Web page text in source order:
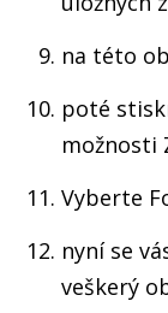
na této
poté
možnosti
Vyberte
nyní se
veškerý